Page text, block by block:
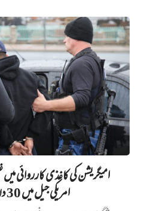
امیگریشن کی کاغذی کارروائی
امریکی جیل میں‌ 30 دن گزار دیے